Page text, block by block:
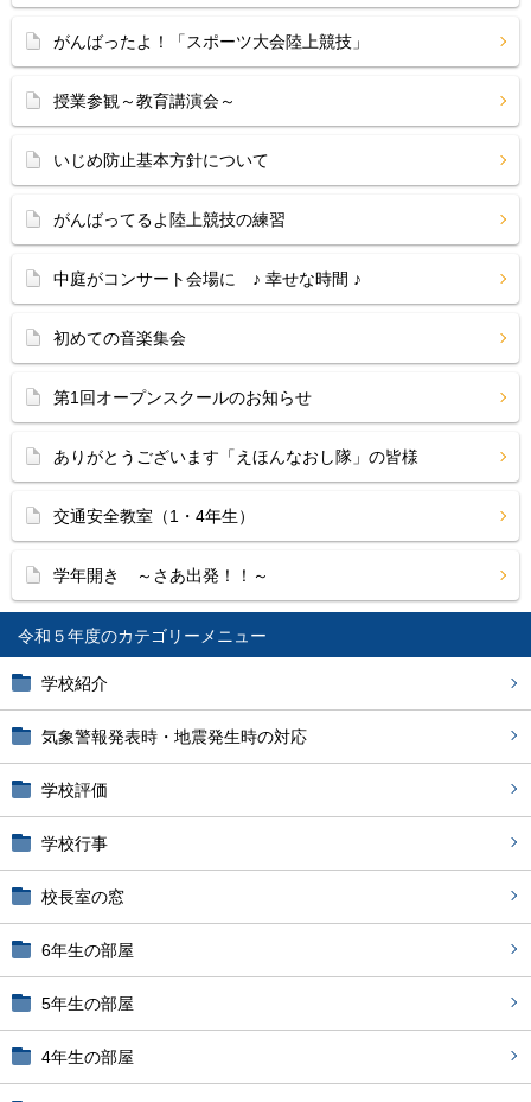
令和５年度
学校紹介
気象警報発表時・地震発生時の対応
学校評価
学校行事
校長室の窓
6年生の部屋
5年生の部屋
4年生の部屋
がんばったよ！「スポーツ大会陸上競技」
授業参観～教育講演会～
いじめ防止基本方針について
がんばってるよ陸上競技の練習
中庭がコンサート会場に ♪ 幸せな時間 ♪
初めての音楽集会
第1回オープンスクールのお知らせ
ありがとうございます「えほんなおし隊」の皆様
交通安全教室（1・4年生）
学年開き ～さあ出発！！～